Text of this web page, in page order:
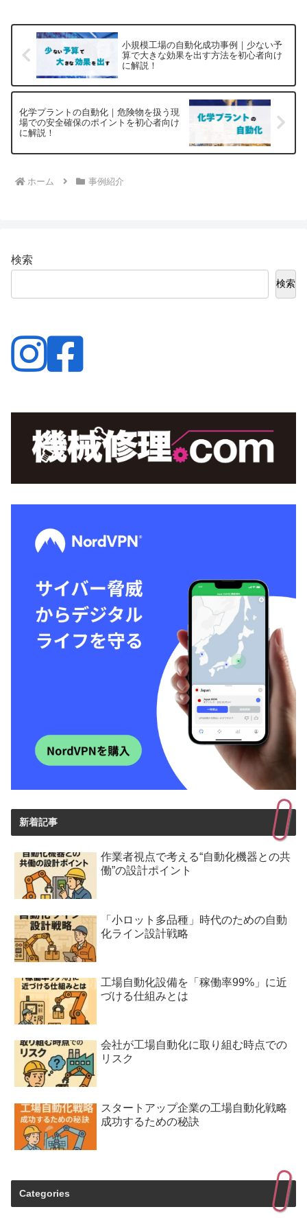
小規模工場の自動化成功事例｜少ない予
算で大きな効果を出す方法を初心者向け
に解説！
化学プラントの自動化｜危険物を扱う現
場での安全確保のポイントを初心者向け
に解説！
ホーム 事例紹介
検索
検索
新着記事
作業者視点で考える“自動化機器との共
働”の設計ポイント
「小ロット多品種」時代のための自動
化ライン設計戦略
工場自動化設備を「稼働率99%」に近
づける仕組みとは
会社が工場自動化に取り組む時点での
リスク
スタートアップ企業の工場自動化戦略
成功するための秘訣
Categories